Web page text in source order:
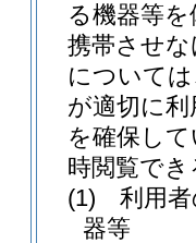
る機器等
携帯させ
について
が適切に
を確保し
時閲覧で
(1)
利用
器等